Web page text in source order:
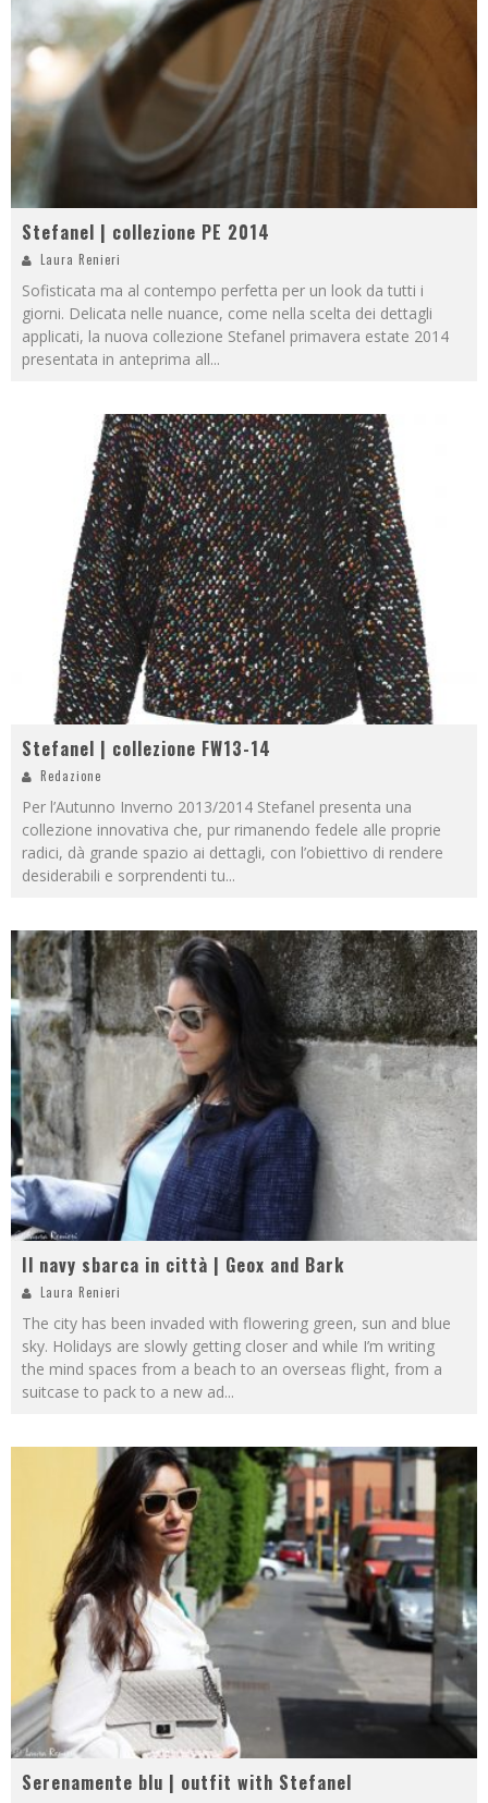
Stefanel | collezione PE 2014
Laura Renieri
Sofisticata ma al contempo perfetta per un look da tutti i
giorni. Delicata nelle nuance, come nella scelta dei dettagli
applicati, la nuova collezione Stefanel primavera estate 2014
presentata in anteprima all...
Stefanel | collezione FW13-14
Redazione
Per l’Autunno Inverno 2013/2014 Stefanel presenta una
collezione innovativa che, pur rimanendo fedele alle proprie
radici, dà grande spazio ai dettagli, con l’obiettivo di rendere
desiderabili e sorprendenti tu...
Il navy sbarca in città | Geox and Bark
Laura Renieri
The city has been invaded with flowering green, sun and blue
sky. Holidays are slowly getting closer and while I’m writing
the mind spaces from a beach to an overseas flight, from a
suitcase to pack to a new ad...
Serenamente blu | outfit with Stefanel